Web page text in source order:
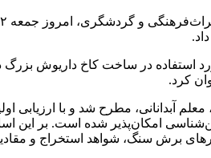
مورد استفاده در ساخت کاخ
کرد.
آبدانانی، مطرح شد و با ارزیابی
امکان‌پذیر شده است. بر
برش سنگ، شواهد استخراج و